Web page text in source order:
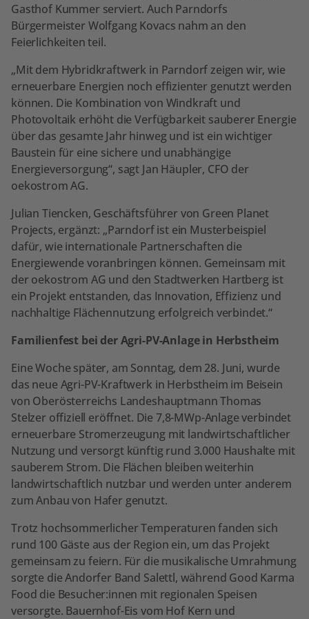
Gasthof Kummer serviert. Auch Parndorfs
Bürgermeister Wolfgang Kovacs nahm an den
Feierlichkeiten teil.
„Mit dem Hybridkraftwerk in Parndorf zeigen wir, wie
erneuerbare Energien noch effizienter genutzt werden
können. Die Kombination von Windkraft und
Photovoltaik erhöht die Verfügbarkeit sauberer Energie
über das gesamte Jahr hinweg und ist ein wichtiger
Baustein für eine sichere und unabhängige
Energieversorgung“, sagt Jan Häupler, CFO der
oekostrom AG.
Julian Tiencken, Geschäftsführer von Green Planet
Projects, ergänzt: „Parndorf ist ein Musterbeispiel
dafür, wie internationale Partnerschaften die
Energiewende voranbringen können. Gemeinsam mit
der oekostrom AG und den Stadtwerken Hartberg ist
ein Projekt entstanden, das Innovation, Effizienz und
nachhaltige Flächennutzung erfolgreich verbindet.“
Familienfest bei der Agri-PV-Anlage in Herbstheim
Eine Woche später, am Sonntag, dem 28. Juni, wurde
das neue Agri-PV-Kraftwerk in Herbstheim im Beisein
von Oberösterreichs Landeshauptmann Thomas
Stelzer offiziell eröffnet. Die 7,8-MWp-Anlage verbindet
erneuerbare Stromerzeugung mit landwirtschaftlicher
Nutzung und versorgt künftig rund 3.000 Haushalte mit
sauberem Strom. Die Flächen bleiben weiterhin
landwirtschaftlich nutzbar und werden unter anderem
zum Anbau von Hafer genutzt.
Trotz hochsommerlicher Temperaturen fanden sich
rund 100 Gäste aus der Region ein, um das Projekt
gemeinsam zu feiern. Für die musikalische Umrahmung
sorgte die Andorfer Band Salettl, während Good Karma
Food die Besucher:innen mit regionalen Speisen
versorgte. Bauernhof-Eis vom Hof Kern und